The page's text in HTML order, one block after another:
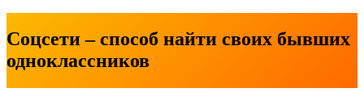
Соцсети – способ найти своих бывших
одноклассников